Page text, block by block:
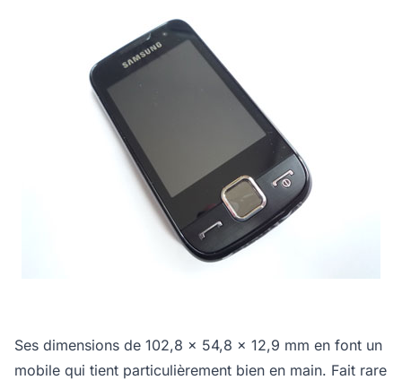
Ses dimensions de 102,8 x 54,8 x 12,9 mm en font un
mobile qui tient particulièrement bien en main. Fait rare